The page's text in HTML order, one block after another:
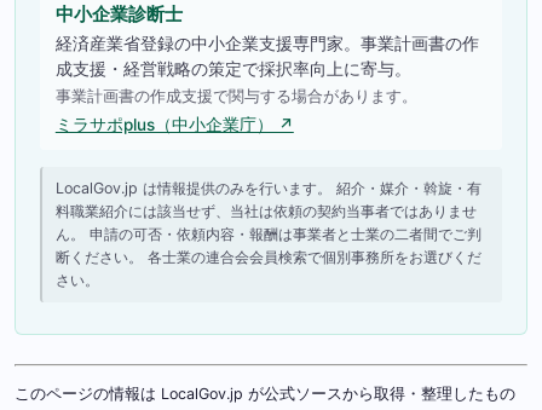
中小企業診断士
経済産業省登録の中小企業支援専門家。事業計画書の作
成支援・経営戦略の策定で採択率向上に寄与。
事業計画書の作成支援で関与する場合があります。
ミラサポplus（中小企業庁） ↗
LocalGov.jp は情報提供のみを行います。 紹介・媒介・斡旋・有
料職業紹介には該当せず、当社は依頼の契約当事者ではありませ
ん。 申請の可否・依頼内容・報酬は事業者と士業の二者間でご判
断ください。 各士業の連合会会員検索で個別事務所をお選びくだ
さい。
このページの情報は LocalGov.jp が公式ソースから取得・整理したもの